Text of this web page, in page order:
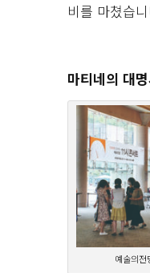
비를 마쳤습
마티네의 대
예술의